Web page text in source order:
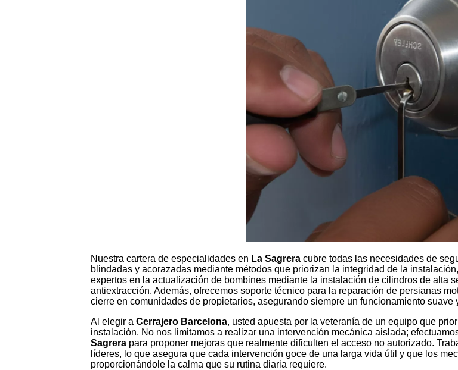
Nuestra cartera de especialidades en La Sagrera cubre todas las necesidades de
blindadas y acorazadas mediante métodos que priorizan la integridad de la
expertos en la actualización de bombines mediante la instalación de cilindros de alta
antiextracción. Además, ofrecemos soporte técnico para la reparación de persianas
cierre en comunidades de propietarios, asegurando siempre un funcionamiento suave
Al elegir a Cerrajero Barcelona, usted apuesta por la veteranía de un equipo que
instalación. No nos limitamos a realizar una intervención mecánica aislada;
Sagrera para proponer mejoras que realmente dificulten el acceso no autorizado.
líderes, lo que asegura que cada intervención goce de una larga vida útil y que los
proporcionándole la calma que su rutina diaria requiere.